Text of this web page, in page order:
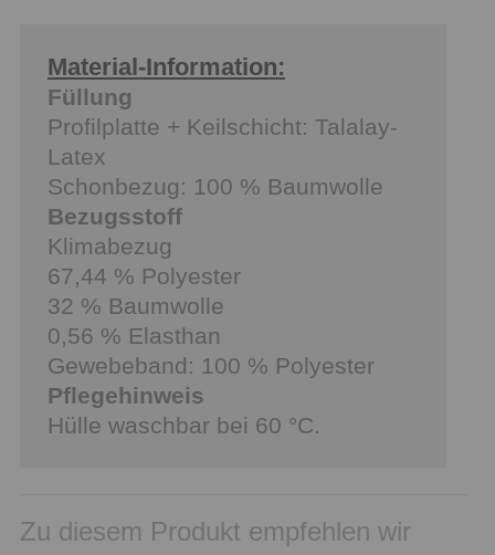
Material-Information:
Füllung
Profilplatte + Keilschicht: Talalay-
Latex
Schonbezug: 100 % Baumwolle
Bezugsstoff
Klimabezug
67,44 % Polyester
32 % Baumwolle
0,56 % Elasthan
Gewebeband: 100 % Polyester
Pflegehinweis
Hülle waschbar bei 60 °C.
Zu diesem Produkt empfehlen wir